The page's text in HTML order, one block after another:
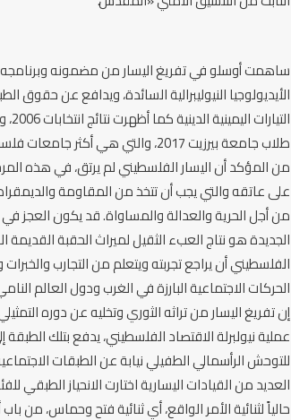
ساهمت أوسلو في تفريغ اليسار من مضمونه
الأيديولوجيا النيوليبرالية السائدة، ويدافع عن حقوق
طلاب جامعة بيرزيت 2017، والتي هي أكثر جامعات فلسطين ليبرالية وعلمانية.
من المؤكد أن اليسار الفلسطيني لم يرتق، في هذه
على عاتقه والتي يجب أن تتخذ من المقاومة
من أجل الحرية والعدالة والمساواة. قد يكون العجز
الجديدة هو نتاج العبء الثقيل لميراث الحقبة القديمة
الفلسطيني أن يراجع تجربته ويتعلم من التجارب
الحركات الاجتماعية البارزة في الغرب ودول العالم
إن تفريغ اليسار من تراثه الثوري وتخليه عن دوره
عملية نيولبرلة الاقتصاد الفلسطيني، يدفع بتلك
للتوحش الرأسمالي الطفيلي نيابة عن الطبقات
العديد من القيادات اليسارية اختارت الانحياز
حالياً لثنائية الأمر الواقع، أي ثنائية فتح وحماس، من